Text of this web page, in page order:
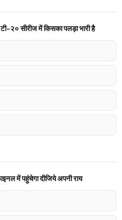
२० सीरीज में किसका पलड़ा भारी है
में पहुंचेगा दीजिये अपनी राय